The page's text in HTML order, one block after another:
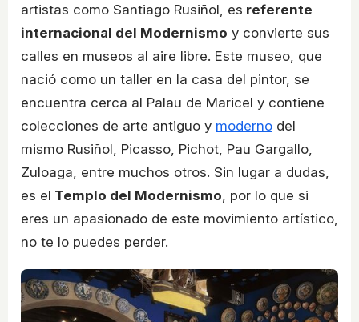
artistas como Santiago Rusiñol, es referente
internacional del Modernismo y convierte sus
calles en museos al aire libre. Este museo, que
nació como un taller en la casa del pintor, se
encuentra cerca al Palau de Maricel y contiene
colecciones de arte antiguo y moderno del
mismo Rusiñol, Picasso, Pichot, Pau Gargallo,
Zuloaga, entre muchos otros. Sin lugar a dudas,
es el Templo del Modernismo , por lo que si
eres un apasionado de este movimiento artístico,
no te lo puedes perder.